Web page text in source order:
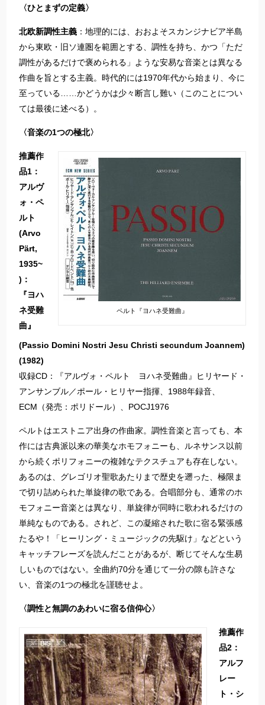
〈ひとまずの定義〉
北欧新調性主義：地理的には、おおよそスカンジナビア半島
から東欧・旧ソ連圏を範囲とする、調性を持ち、かつ「ただ
調性があるだけで褒められる」ような安易な音楽とは異なる
作曲を旨とする主義。時代的には1970年代から始まり、今に
至っている……かどうかは少々断言し難い（このことについ
ては最後に述べる）。
〈音楽の1つの極北〉
ペルト『ヨハネ受難曲』
推薦作
品1：
アルヴ
ォ・ペ
ルト
(Arvo
Pärt,
1935~
)：
『ヨハ
ネ受難
曲』
(Passio Domini Nostri Jesu Christi secundum Joannem)
(1982)
収録CD：『アルヴォ・ペルト ヨハネ受難曲』ヒリヤード・
アンサンブル／ポール・ヒリヤー指揮、1988年録音、
ECM（発売：ポリドール）、POCJ1976
ペルトはエストニア出身の作曲家。調性音楽と言っても、本
作には古典派以来の華美なホモフォニーも、ルネサンス以前
から続くポリフォニーの複雑なテクスチュアも存在しない。
あるのは、グレゴリオ聖歌あたりまで歴史を遡った、極限ま
で切り詰められた単旋律の歌である。合唱部分も、通常のホ
モフォニー音楽とは異なり、単旋律が同時に歌われるだけの
単純なものである。されど、この凝縮された歌に宿る緊張感
たるや！「ヒーリング・ミュージックの先駆け」などという
キャッチフレーズを読んだことがあるが、断じてそんな生易
しいものではない。全曲約70分を通じて一分の隙も許さな
い、音楽の1つの極北を謹聴せよ。
〈調性と無調のあわいに宿る信仰心〉
推薦作
品2：
アルフ
レー
ト・シ